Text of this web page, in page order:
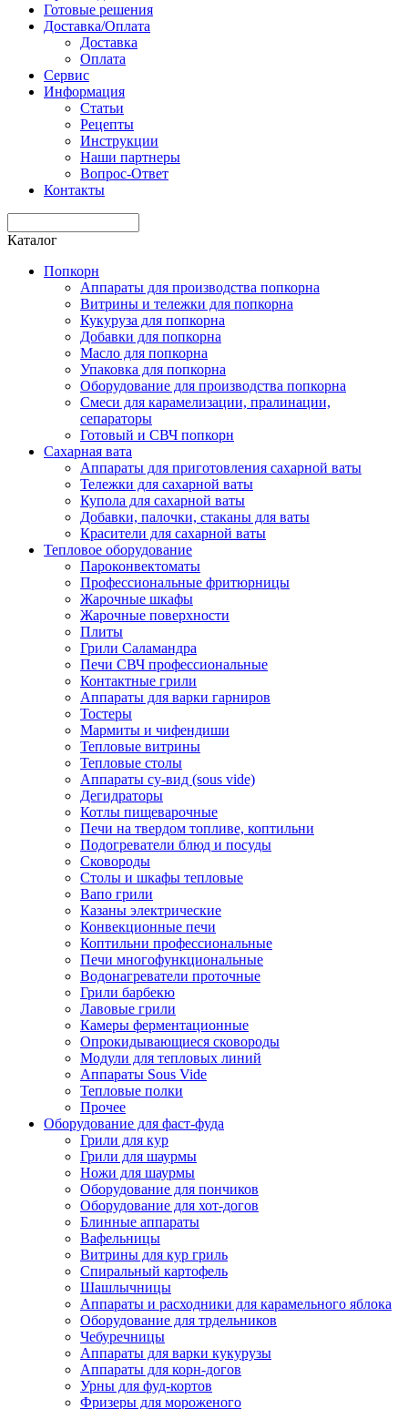
Готовые решения
Доставка/Оплата
Доставка
Оплата
Сервис
Информация
Статьи
Рецепты
Инструкции
Наши партнеры
Вопрос-Ответ
Контакты
Каталог
Попкорн
Аппараты для производства попкорна
Витрины и тележки для попкорна
Кукуруза для попкорна
Добавки для попкорна
Масло для попкорна
Упаковка для попкорна
Оборудование для производства попкорна
Смеси для карамелизации, пралинации,
сепараторы
Готовый и СВЧ попкорн
Сахарная вата
Аппараты для приготовления сахарной ваты
Тележки для сахарной ваты
Купола для сахарной ваты
Добавки, палочки, стаканы для ваты
Красители для сахарной ваты
Тепловое оборудование
Пароконвектоматы
Профессиональные фритюрницы
Жарочные шкафы
Жарочные поверхности
Плиты
Грили Саламандра
Печи СВЧ профессиональные
Контактные грили
Аппараты для варки гарниров
Тостеры
Мармиты и чифендиши
Тепловые витрины
Тепловые столы
Аппараты су-вид (sous vide)
Дегидраторы
Котлы пищеварочные
Печи на твердом топливе, коптильни
Подогреватели блюд и посуды
Сковороды
Столы и шкафы тепловые
Вапо грили
Казаны электрические
Конвекционные печи
Коптильни профессиональные
Печи многофункциональные
Водонагреватели проточные
Грили барбекю
Лавовые грили
Камеры ферментационные
Опрокидывающиеся сковороды
Модули для тепловых линий
Аппараты Sous Vide
Тепловые полки
Прочее
Оборудование для фаст-фуда
Грили для кур
Грили для шаурмы
Ножи для шаурмы
Оборудование для пончиков
Оборудование для хот-догов
Блинные аппараты
Вафельницы
Витрины для кур гриль
Спиральный картофель
Шашлычницы
Аппараты и расходники для карамельного яблока
Оборудование для трдельников
Чебуречницы
Аппараты для варки кукурузы
Аппараты для корн-догов
Урны для фуд-кортов
Фризеры для мороженого